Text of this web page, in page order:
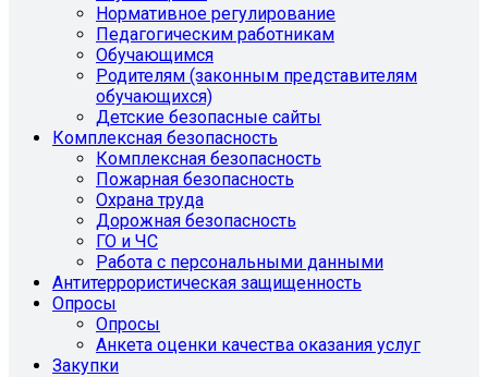
Нормативное регулирование
Педагогическим работникам
Обучающимся
Родителям (законным представителям
обучающихся)
Детские безопасные сайты
Комплексная безопасность
Комплексная безопасность
Пожарная безопасность
Охрана труда
Дорожная безопасность
ГО и ЧС
Работа с персональными данными
Антитеррористическая защищенность
Опросы
Опросы
Анкета оценки качества оказания услуг
Закупки